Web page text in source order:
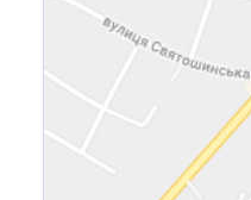
Ссылка для мобильных